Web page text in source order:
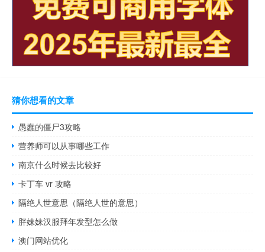
猜你想看的文章
愚蠢的僵尸3攻略
营养师可以从事哪些工作
南京什么时候去比较好
卡丁车 vr 攻略
隔绝人世意思（隔绝人世的意思）
胖妹妹汉服拜年发型怎么做
澳门网站优化